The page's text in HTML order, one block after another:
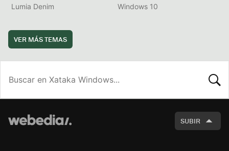
Lumia Denim Windows 10
VER MÁS TEMAS
SUBIR